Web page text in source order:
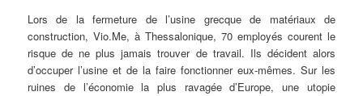
Lors de la fermeture de l’usine grecque de matériaux de
construction, Vio.Me, à Thessalonique, 70 employés courent le
risque de ne plus jamais trouver de travail. Ils décident alors
d’occuper l’usine et de la faire fonctionner eux­-mêmes. Sur les
ruines de l’économie la plus ravagée d’Europe, une utopie